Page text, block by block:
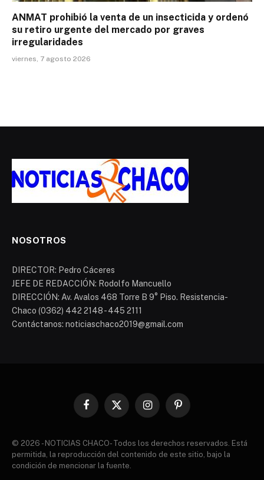
ANMAT prohibió la venta de un insecticida y ordenó
su retiro urgente del mercado por graves
irregularidades
viernes, 7 agosto 2026
NOSOTROS
DIRECTOR: Pedro Cáceres
JEFE DE REDACCIÓN: Rodolfo Mancuello
DIRECCIÓN: Av. Avalos 468 Torre B 9° Piso. Resistencia-
Chaco (0362) 442 2148 - 445 2111
Contáctanos: noticiaschaco2019@gmail.com
Facebook
X
InstagramPinterest
© 2026 - NOTICIAS CHACO- Todos los derechos reservados. Está
permitida, la reproducción del contenido de este sitio, bajo la
condición de mencionar la fuente.